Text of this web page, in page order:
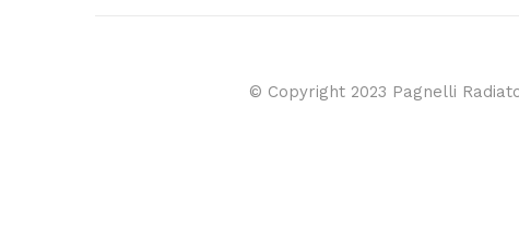
© Copyright 2023 Pagnelli